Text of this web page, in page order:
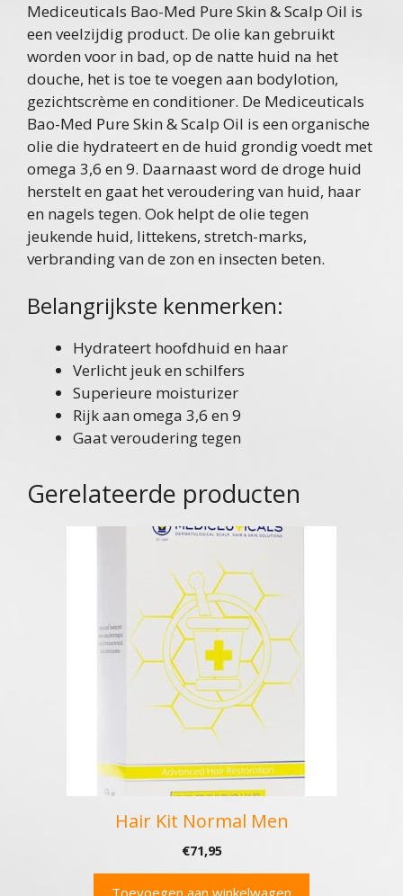
Mediceuticals Bao-Med Pure Skin & Scalp Oil is
een veelzijdig product. De olie kan gebruikt
worden voor in bad, op de natte huid na het
douche, het is toe te voegen aan bodylotion,
gezichtscrème en conditioner. De Mediceuticals
Bao-Med Pure Skin & Scalp Oil is een organische
olie die hydrateert en de huid grondig voedt met
omega 3,6 en 9. Daarnaast word de droge huid
herstelt en gaat het veroudering van huid, haar
en nagels tegen. Ook helpt de olie tegen
jeukende huid, littekens, stretch-marks,
verbranding van de zon en insecten beten.
Belangrijkste kenmerken:
Hydrateert hoofdhuid en haar
Verlicht jeuk en schilfers
Superieure moisturizer
Rijk aan omega 3,6 en 9
Gaat veroudering tegen
Gerelateerde producten
Hair Kit Normal Men
€71,95
Toevoegen aan winkelwagen